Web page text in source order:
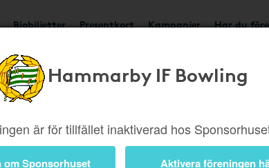
Biobiljetter Presentkort Kampanjer Har du
Hammarby IF Bowling
är för tillfället inaktiverad hos
om Sponsorhuset Aktivera föreningen